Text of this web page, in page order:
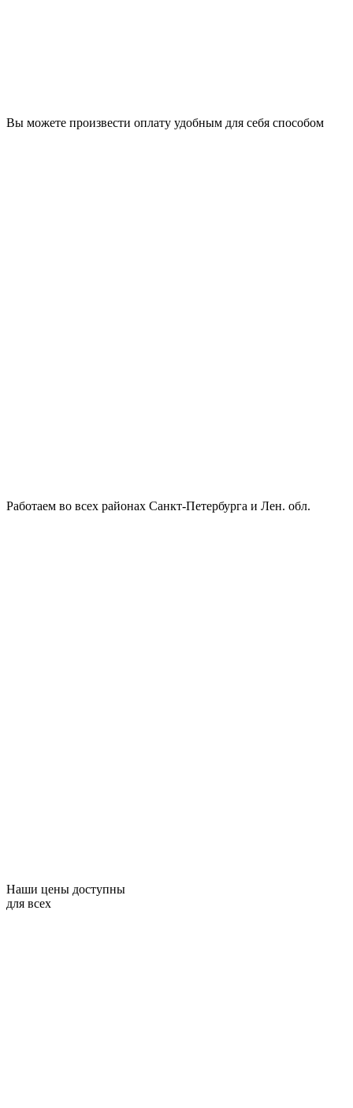
Вы можете произвести оплату удобным для себя способом
Работаем во всех районах Санкт-Петербурга и Лен. обл.
Наши цены доступны
для всех